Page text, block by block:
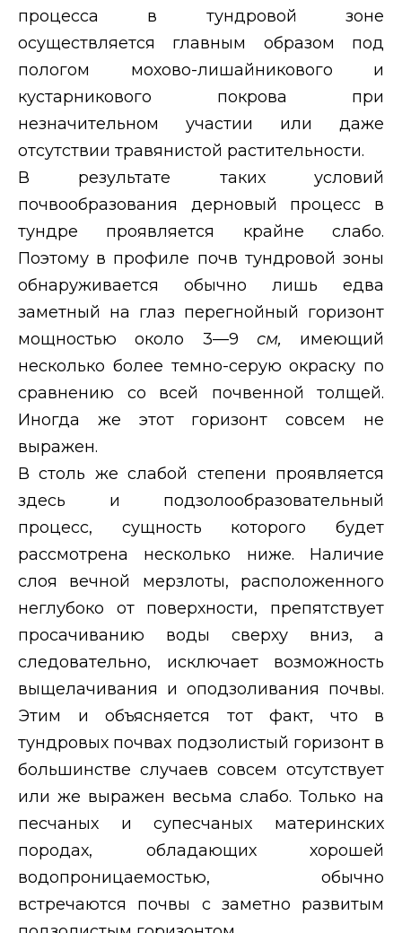
процесса в тундровой зоне
осуществляется главным образом под
пологом мохово-лишайникового и
кустарникового покрова при
незначительном участии или даже
отсутствии травянистой растительности.
В результате таких условий
почвообразования дерновый процесс в
тундре проявляется крайне слабо.
Поэтому в профиле почв тундровой зоны
обнаруживается обычно лишь едва
заметный на глаз перегнойный горизонт
мощностью около 3—9 см, имеющий
несколько более темно-серую окраску по
сравнению со всей почвенной толщей.
Иногда же этот горизонт совсем не
выражен.
В столь же слабой степени проявляется
здесь и подзолообразовательный
процесс, сущность которого будет
рассмотрена несколько ниже. Наличие
слоя вечной мерзлоты, расположенного
неглубоко от поверхности, препятствует
просачиванию воды сверху вниз, а
следовательно, исключает возможность
выщелачивания и оподзоливания почвы.
Этим и объясняется тот факт, что в
тундровых почвах подзолистый горизонт в
большинстве случаев совсем отсутствует
или же выражен весьма слабо. Только на
песчаных и супесчаных материнских
породах, обладающих хорошей
водопроницаемостью, обычно
встречаются почвы с заметно развитым